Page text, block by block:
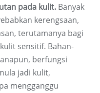
pada kulit. Banyak
kerengsaan,
terutamanya bagi
sensitif. Bahan-
berfungsi
jadi kulit,
mengganggu